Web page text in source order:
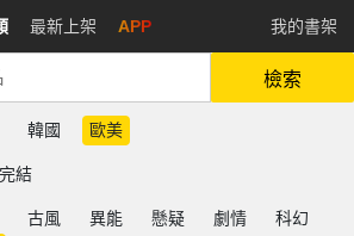
最新上架 APP 我的書架
檢索
韓國 歐美
結
古風 異能 懸疑 劇情
科幻